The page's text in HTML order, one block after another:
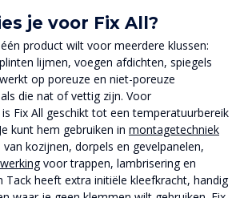
je voor Fix All?
product wilt voor meerdere klussen:
lijmen, voegen afdichten, spiegels
op poreuze en niet-poreuze
die nat of vettig zijn. Voor
Fix All geschikt tot een temperatuurbereik
kunt hem gebruiken in montagetechniek
kozijnen, dorpels en gevelpanelen,
voor trappen, lambrisering en
Tack heeft extra initiële kleefkracht, handig